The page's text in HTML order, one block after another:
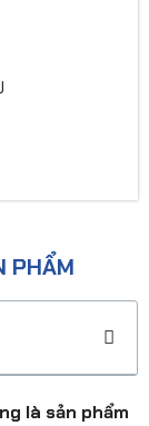
PHẨM
là sản phẩm